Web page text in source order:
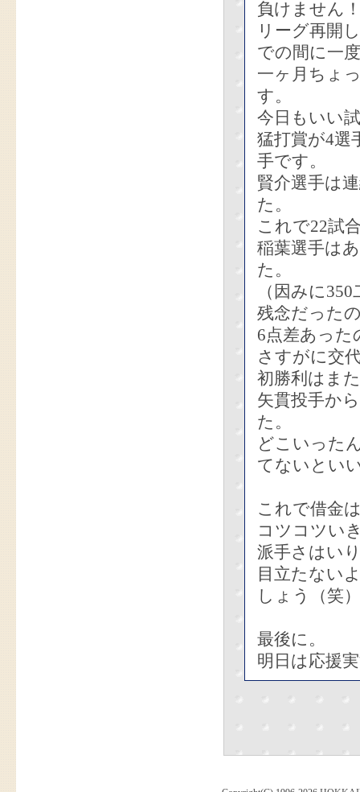
負けません
リーグ再開
での間に一
一ヶ月ちょ
す。
今日もいい
猛打賞が4選
手です。
賢介選手は
た。
これで22試
稲葉選手は
た。
（因みに
残念だった
6点差あった
さすがに交
初勝利はま
矢貫投手か
た。
どこいった
てないとい
これで借金
コツコツい
派手さはい
目立たない
しょう（笑
最後に。
明日は応援